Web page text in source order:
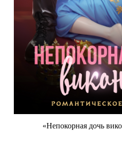
«Непокорная дочь